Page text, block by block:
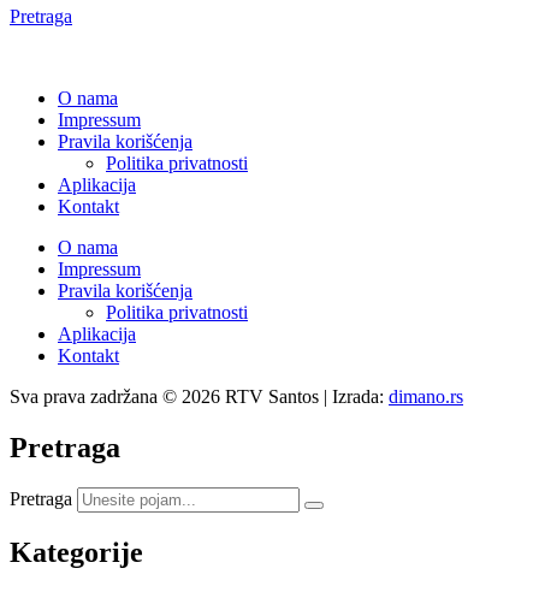
Pretraga
O nama
Impressum
Pravila korišćenja
Politika privatnosti
Aplikacija
Kontakt
O nama
Impressum
Pravila korišćenja
Politika privatnosti
Aplikacija
Kontakt
Sva prava zadržana © 2026 RTV Santos | Izrada: dimano.rs
Pretraga
Pretraga
Kategorije